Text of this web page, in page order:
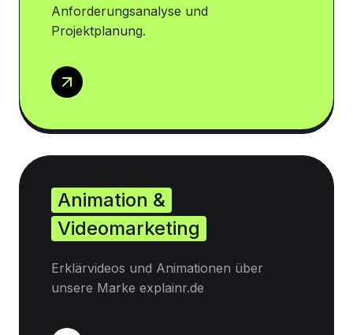
Anforderungsanalyse und
Projektplanung.
Animation &
Videomarketing
Erklärvideos und Animationen über
unsere Marke explainr.de